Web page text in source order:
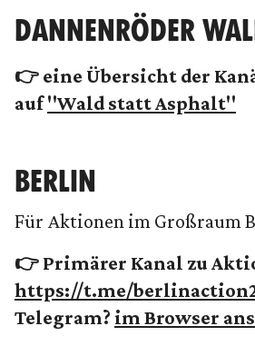
DANNENRÖDER
👉 eine Übersicht der
auf"Wald statt Asphalt"
BERLIN
Für Aktionen im Großraum
👉 Primärer Kanal zu
https://t.me/
Telegram? im Browser